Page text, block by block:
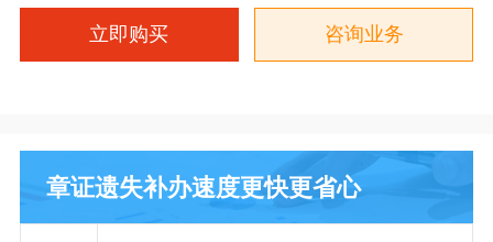
立即购买 咨询业务
章证遗失补办速度更快更省心